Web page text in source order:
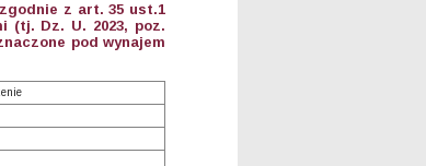
zgodnie z art. 35 ust.1
(tj. Dz. U. 2023, poz.
pod wynajem